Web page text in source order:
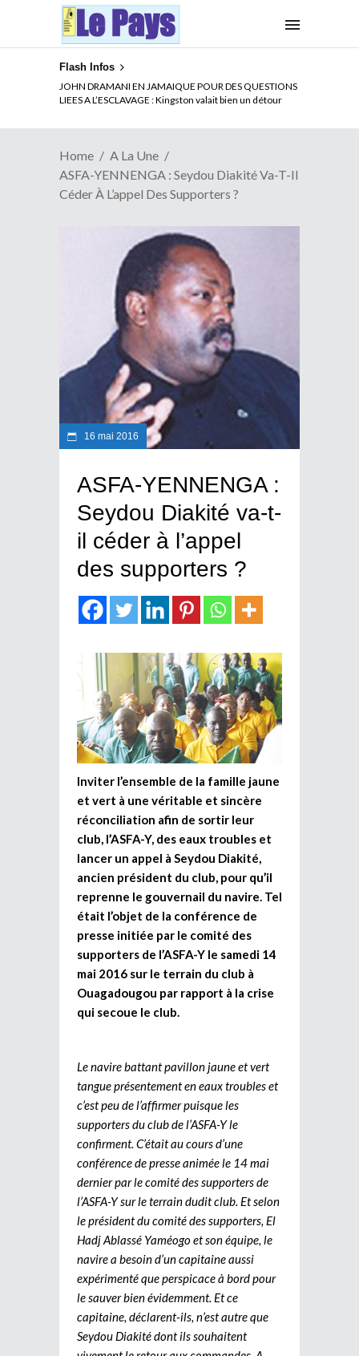
Flash Infos
JOHN DRAMANI EN JAMAIQUE POUR DES QUESTIONS
LIEES A L’ESCLAVAGE : Kingston valait bien un détour
ELECTION DE TALON A LA TETE DU SENAT BENINOIS :
Quand Patrice quitte le pouvoir sans partir !
Home
A La Une
ASFA-YENNENGA : Seydou Diakité Va-T-Il
Céder À L’appel Des Supporters ?
16 mai 2016
ASFA-YENNENGA :
Seydou Diakité va-t-
il céder à l’appel
des supporters ?
Inviter l’ensemble de la famille jaune
et vert à une véritable et sincère
réconciliation afin de sortir leur
club, l’ASFA-Y, des eaux troubles et
lancer un appel à Seydou Diakité,
ancien président du club, pour qu’il
reprenne le gouvernail du navire. Tel
était l’objet de la conférence de
presse initiée par le comité des
supporters de l’ASFA-Y le samedi 14
mai 2016 sur le terrain du club à
Ouagadougou par rapport à la crise
qui secoue le club.
Le navire battant pavillon jaune et vert
tangue présentement en eaux troubles et
c’est peu de l’affirmer puisque les
supporters du club de l’ASFA-Y le
confirment. C’était au cours d’une
conférence de presse animée le 14 mai
dernier par le comité des supporters de
l’ASFA-Y sur le terrain dudit club. Et selon
le président du comité des supporters, El
Hadj Ablassé Yaméogo et son équipe, le
navire a besoin d’un capitaine aussi
expérimenté que perspicace à bord pour
le sauver bien évidemment. Et ce
capitaine, déclarent-ils, n’est autre que
Seydou Diakité dont ils souhaitent